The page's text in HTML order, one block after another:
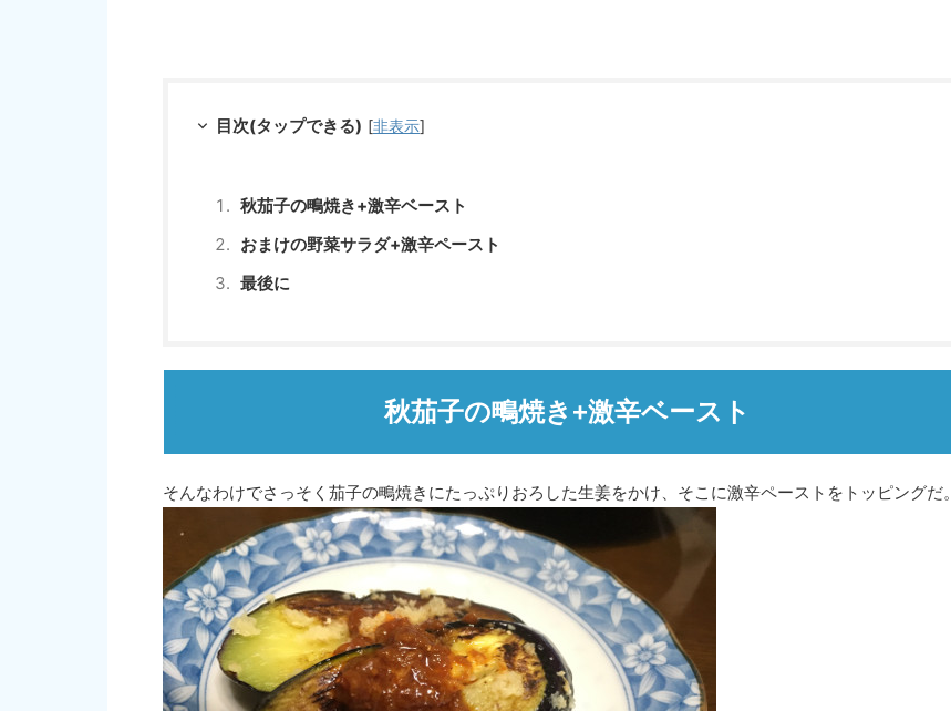
目次(タップできる) [非表示]
秋茄子の鴫焼き+激辛ベースト
おまけの野菜サラダ+激辛ペースト
最後に
秋茄子の鴫焼き+激辛ベースト
そんなわけでさっそく茄子の鴫焼きにたっぷりおろした生姜をかけ、そこに激辛ペーストをトッピングだ。